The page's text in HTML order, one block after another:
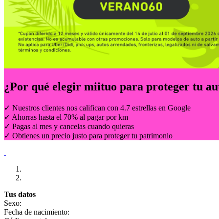
¿Por qué elegir miituo para proteger tu
✓ Nuestros clientes nos califican con 4.7 estrellas en Google
✓ Ahorras hasta el 70% al pagar por km
✓ Pagas al mes y cancelas cuando quieras
✓ Obtienes un precio justo para proteger tu patrimonio
Tus datos
Sexo:
Fecha de nacimiento: